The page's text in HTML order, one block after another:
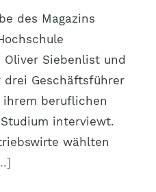
des Magazins
Siebenlist und
drei Geschäftsführer
ihrem beruflichen
interviewt.
wählten